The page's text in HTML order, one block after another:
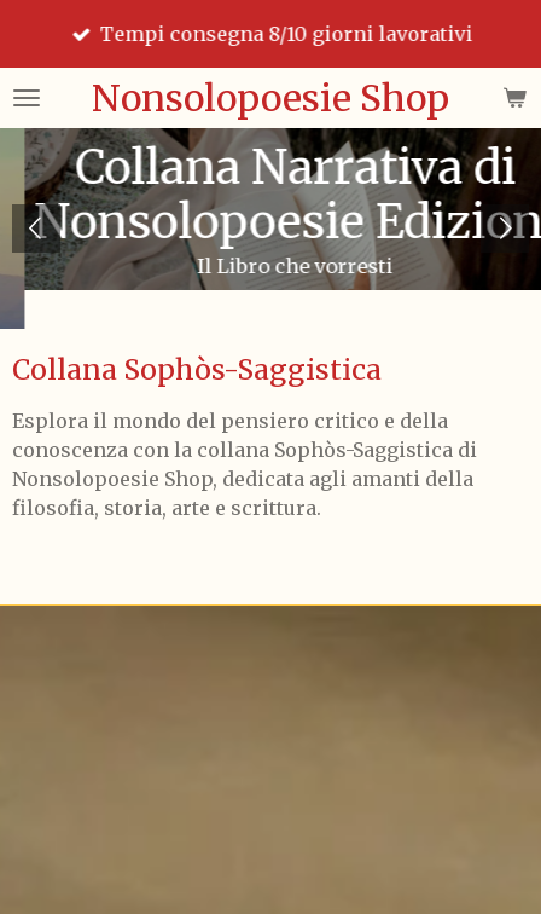
contenuto
principaleNonsolopoesie Shop
Nonsolopoesie-shop/Book Store di
Nonsolopoesie Edizioni/Casa Editrice
Collana Narrativa di
Nonsolopoesie Edizioni
Il Libro che vorresti
Collana Sophòs-Saggistica
Esplora il mondo del pensiero critico e della
conoscenza con la collana Sophòs-Saggistica di
Nonsolopoesie Shop, dedicata agli amanti della
filosofia, storia, arte e scrittura.